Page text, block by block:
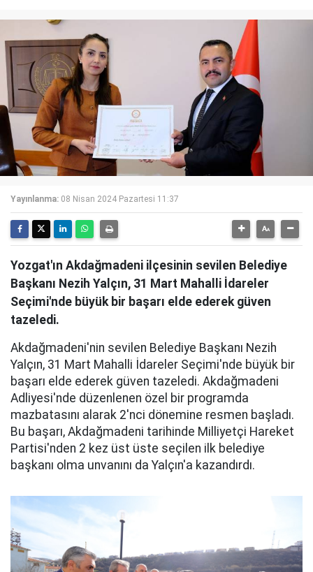
Yayınlanma: 08 Nisan 2024 Pazartesi 11:37
Yozgat'ın Akdağmadeni ilçesinin sevilen Belediye
Başkanı Nezih Yalçın, 31 Mart Mahalli İdareler
Seçimi'nde büyük bir başarı elde ederek güven
tazeledi.
Akdağmadeni'nin sevilen Belediye Başkanı Nezih
Yalçın, 31 Mart Mahalli İdareler Seçimi'nde büyük bir
başarı elde ederek güven tazeledi. Akdağmadeni
Adliyesi'nde düzenlenen özel bir programda
mazbatasını alarak 2'nci dönemine resmen başladı.
Bu başarı, Akdağmadeni tarihinde Milliyetçi Hareket
Partisi'nden 2 kez üst üste seçilen ilk belediye
başkanı olma unvanını da Yalçın'a kazandırdı.